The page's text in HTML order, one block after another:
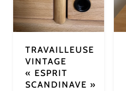
TRAVAILLEUSE
VINTAGE
« ESPRIT
SCANDINAVE »